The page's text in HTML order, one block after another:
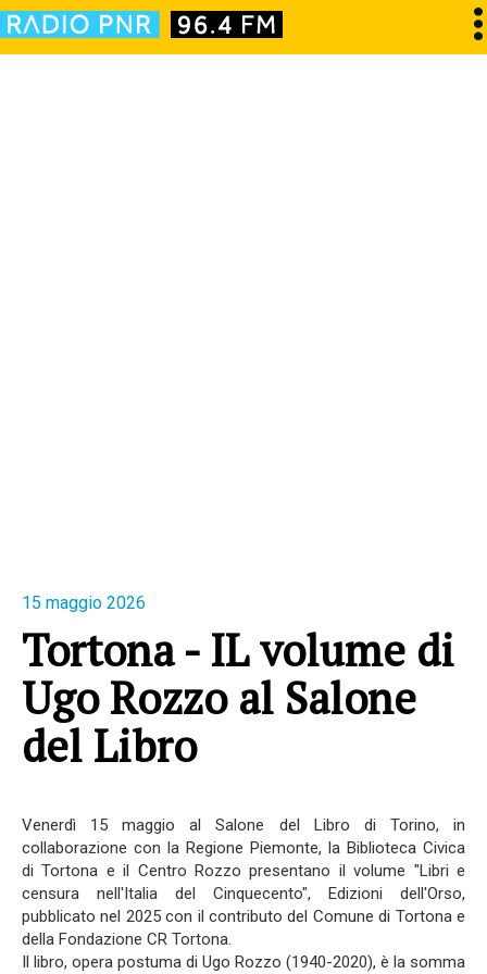
15 maggio 2026
Tortona - IL volume di
Ugo Rozzo al Salone
del Libro
Venerdì 15 maggio al Salone del Libro di Torino, in
collaborazione con la Regione Piemonte, la Biblioteca Civica
di Tortona e il Centro Rozzo presentano il volume "Libri e
censura nell'Italia del Cinquecento", Edizioni dell'Orso,
pubblicato nel 2025 con il contributo del Comune di Tortona e
della Fondazione CR Tortona.
Il libro, opera postuma di Ugo Rozzo (1940-2020), è la somma